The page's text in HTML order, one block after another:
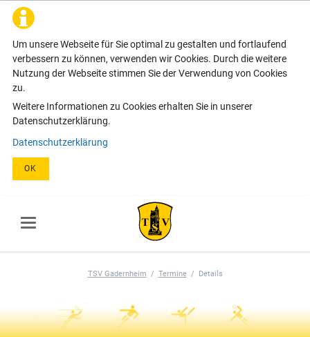
Um unsere Webseite für Sie optimal zu gestalten und fortlaufend
verbessern zu können, verwenden wir Cookies. Durch die weitere
Nutzung der Webseite stimmen Sie der Verwendung von Cookies
zu.
Weitere Informationen zu Cookies erhalten Sie in unserer
Datenschutzerklärung.
Datenschutzerklärung
OK
TSV Gadernheim Termine Details